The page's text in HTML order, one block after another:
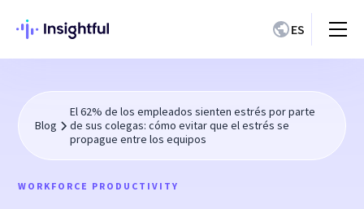
ES
Blog
El 62% de los empleados sienten estrés por parte
de sus colegas: cómo evitar que el estrés se
propague entre los equipos
WORKFORCE PRODUCTIVITY